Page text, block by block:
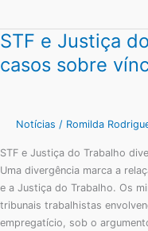
STF e Justiça
casos sobre
Notícias / Romilda
STF e Justiça do Trabalho
Uma divergência marca a
e a Justiça do Trabalho. Os
tribunais trabalhistas
empregatício, sob o
STF
Justiça
divergem
casos
sobre
vínculo
de